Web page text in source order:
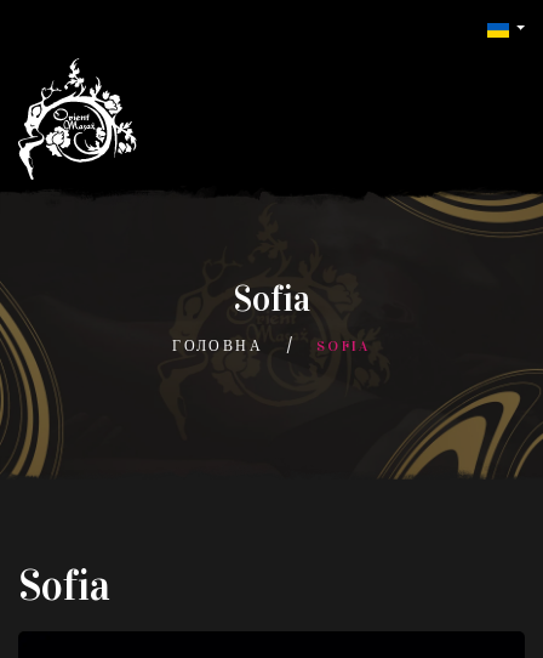
Sofia
ГОЛОВНА SOFIA
Sofia